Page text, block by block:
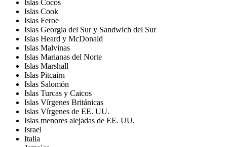
Islas Cocos
Islas Cook
Islas Feroe
Islas Georgia del Sur y Sandwich del Sur
Islas Heard y McDonald
Islas Malvinas
Islas Marianas del Norte
Islas Marshall
Islas Pitcairn
Islas Salomón
Islas Turcas y Caicos
Islas Vírgenes Británicas
Islas Vírgenes de EE. UU.
Islas menores alejadas de EE. UU.
Israel
Italia